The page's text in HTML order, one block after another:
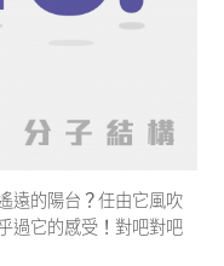
遠的陽台？任由它風吹
過它的感受！對吧對吧